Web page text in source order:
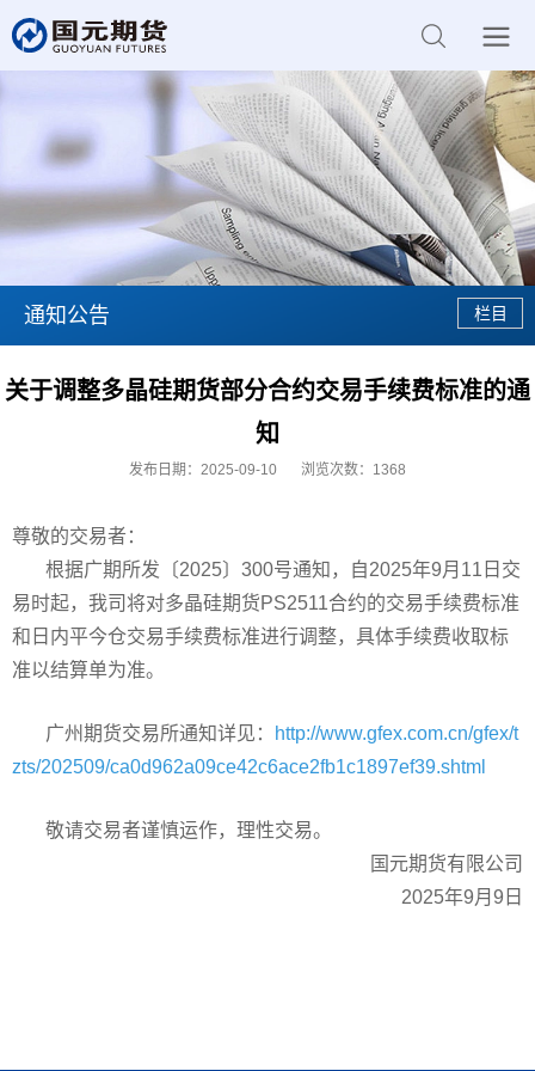
通知公告
关于调整多晶硅期货部分合约交易手续费标准的通
知
发布日期：2025-09-10 浏览次数： 1368
尊敬的交易者：
根据广期所发〔2025〕300号通知，自2025年9月11日交
易时起，我司将对多晶硅期货PS2511合约的交易手续费标准
和日内平今仓交易手续费标准进行调整，具体手续费收取标
准以结算单为准。
广州期货交易所通知详见：
http://www.gfex.com.cn/gfex/t
zts/202509/ca0d962a09ce42c6ace2fb1c1897ef39.shtml
敬请交易者谨慎运作，理性交易。
国元期货有限公司
2025年9月9日